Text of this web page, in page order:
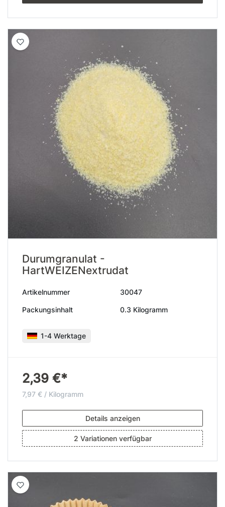
Durumgranulat -
HartWEIZENextrudat
Artikelnummer 30047
Packungsinhalt 0.3 Kilogramm
1-4 Werktage
2,39 €*
7,97 € / Kilogramm
Details anzeigen
2 Variationen verfügbar